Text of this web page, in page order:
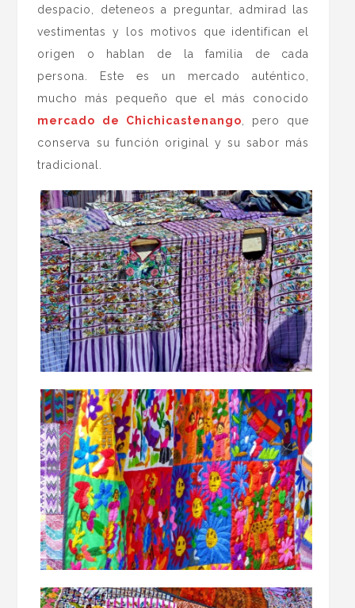
despacio, deteneos a preguntar, admirad las
vestimentas y los motivos que identifican el
origen o hablan de la familia de cada
persona. Este es un mercado auténtico,
mucho más pequeño que el más conocido
mercado de Chichicastenango , pero que
conserva su función original y su sabor más
tradicional.